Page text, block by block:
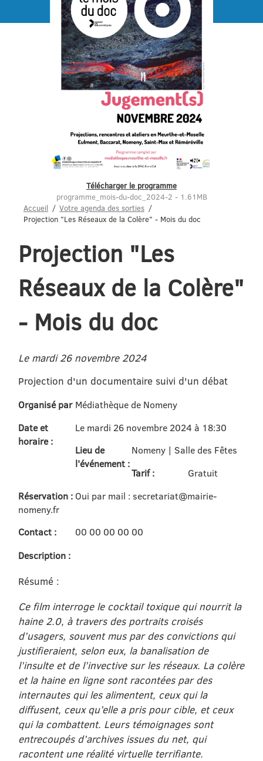
Menu
Télécharger le programme
programme_mois-du-doc_2024-2 - 1.61MB
Accueil
Votre agenda des sorties
Projection "Les Réseaux de la Colère" - Mois du doc
Projection "Les
Réseaux de la Colère"
- Mois du doc
Le mardi 26 novembre 2024
Projection d'un documentaire suivi d'un débat
Organisé par Médiathèque de Nomeny
Date et
horaire :
Le mardi 26 novembre 2024 à 18:30
Lieu de
l'événement :
Nomeny | Salle des Fêtes
Tarif :
Gratuit
Réservation : Oui par mail : secretariat@mairie-
nomeny.fr
Contact :
00 00 00 00 00
Description :
Résumé :
Ce film interroge le cocktail toxique qui nourrit la
haine 2.0, à travers des portraits croisés
d’usagers, souvent mus par des convictions qui
justifieraient, selon eux, la banalisation de
l’insulte et de l’invective sur les réseaux. La colère
et la haine en ligne sont racontées par des
internautes qui les alimentent, ceux qui la
diffusent, ceux qu’elle a pris pour cible, et ceux
qui la combattent. Leurs témoignages sont
entrecoupés d’archives issues du net, qui
racontent une réalité virtuelle terrifiante.